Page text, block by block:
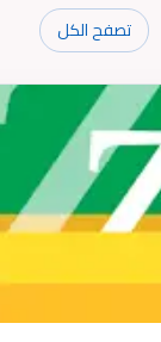
تصفح الكل